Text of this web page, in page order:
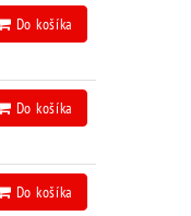
Do košíka
Do košíka
Do košíka